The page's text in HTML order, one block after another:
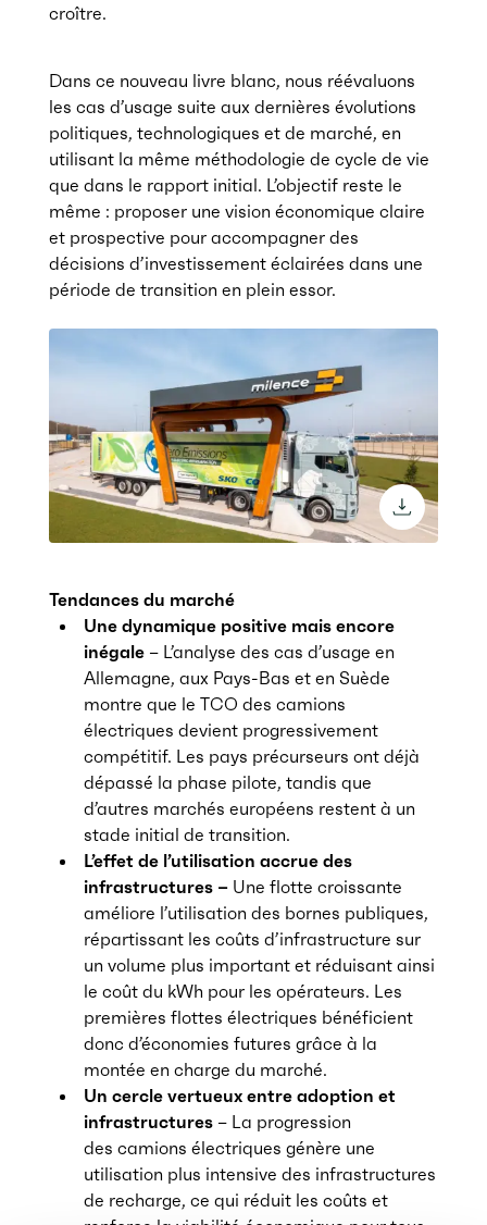
croître.
Dans ce nouveau livre blanc, nous réévaluons
les cas d’usage suite aux dernières évolutions
politiques, technologiques et de marché, en
utilisant la même méthodologie de cycle de vie
que dans le rapport initial. L’objectif reste le
même : proposer une vision économique claire
et prospective pour accompagner des
décisions d’investissement éclairées dans une
période de transition en plein essor.
Tendances du marché
Une dynamique positive mais encore
inégale– L’analyse des cas d’usage en
Allemagne, aux Pays-Bas et en Suède
montre que le TCO des camions
électriques devient progressivement
compétitif. Les pays précurseurs ont déjà
dépassé la phase pilote, tandis que
d’autres marchés européens restent à un
stade initial de transition.
L’effet de l’utilisation accrue des
infrastructures – Une flotte croissante
améliore l’utilisation des bornes publiques,
répartissant les coûts d’infrastructure sur
un volume plus important et réduisant ainsi
le coût du kWh pour les opérateurs. Les
premières flottes électriques bénéficient
donc d’économies futures grâce à la
montée en charge du marché.
Un cercle vertueux entre adoption et
infrastructures– La progression
des camions électriques génère une
utilisation plus intensive des infrastructures
de recharge, ce qui réduit les coûts et